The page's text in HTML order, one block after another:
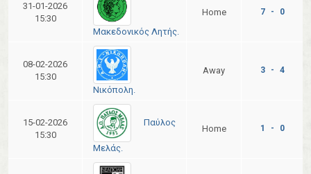
31-01-2026
15:30
Μακεδονικός Λητής.
Home 7 - 0
08-02-2026
15:30
Νικόπολη.
Away 3 - 4
15-02-2026
15:30
Παύλος
Μελάς.
Home 1 - 0